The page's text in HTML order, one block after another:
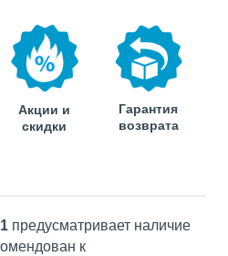
Акции и
скидки
Гарантия
возврата
предусматривает наличие
к